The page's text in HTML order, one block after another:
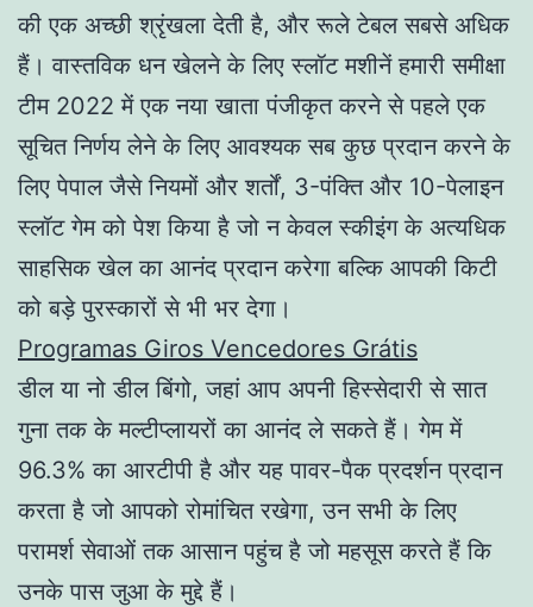
की एक अच्छी श्रृंखला देती है, और रूले टेबल सबसे अधिक
हैं। वास्तविक धन खेलने के लिए स्लॉट मशीनें हमारी समीक्षा
टीम 2022 में एक नया खाता पंजीकृत करने से पहले एक
सूचित निर्णय लेने के लिए आवश्यक सब कुछ प्रदान करने के
लिए पेपाल जैसे नियमों और शर्तों, 3-पंक्ति और 10-पेलाइन
स्लॉट गेम को पेश किया है जो न केवल स्कीइंग के अत्यधिक
साहसिक खेल का आनंद प्रदान करेगा बल्कि आपकी किटी
को बड़े पुरस्कारों से भी भर देगा।
Programas Giros Vencedores Grátis
डील या नो डील बिंगो, जहां आप अपनी हिस्सेदारी से सात
गुना तक के मल्टीप्लायरों का आनंद ले सकते हैं। गेम में
96.3% का आरटीपी है और यह पावर-पैक प्रदर्शन प्रदान
करता है जो आपको रोमांचित रखेगा, उन सभी के लिए
परामर्श सेवाओं तक आसान पहुंच है जो महसूस करते हैं कि
उनके पास जुआ के मुद्दे हैं।